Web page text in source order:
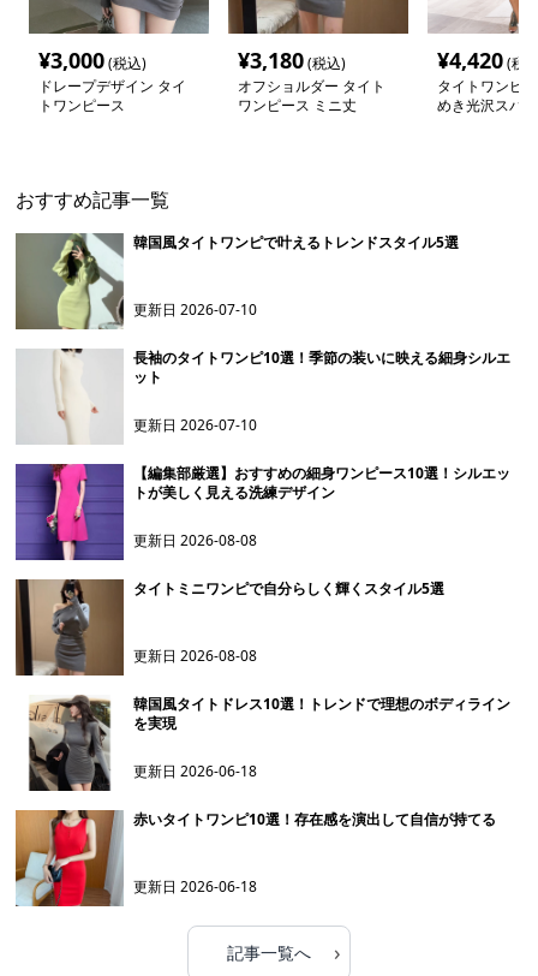
¥3,000(税込)
ドレープデザイン タイ
トワンピース
¥3,180(税込)
オフショルダー タイト
ワンピース ミニ丈
¥4,420(税
タイトワンピ
めき光沢スパ
おすすめ記事一覧
韓国風タイトワンピで叶えるトレンドスタイル5選
更新日2026-07-10
長袖のタイトワンピ10選！季節の装いに映える細身シルエ
ット
更新日2026-07-10
【編集部厳選】おすすめの細身ワンピース10選！シルエッ
トが美しく見える洗練デザイン
更新日2026-08-08
タイトミニワンピで自分らしく輝くスタイル5選
更新日2026-08-08
韓国風タイトドレス10選！トレンドで理想のボディライン
を実現
更新日2026-06-18
赤いタイトワンピ10選！存在感を演出して自信が持てる
更新日2026-06-18
記事一覧へ ›